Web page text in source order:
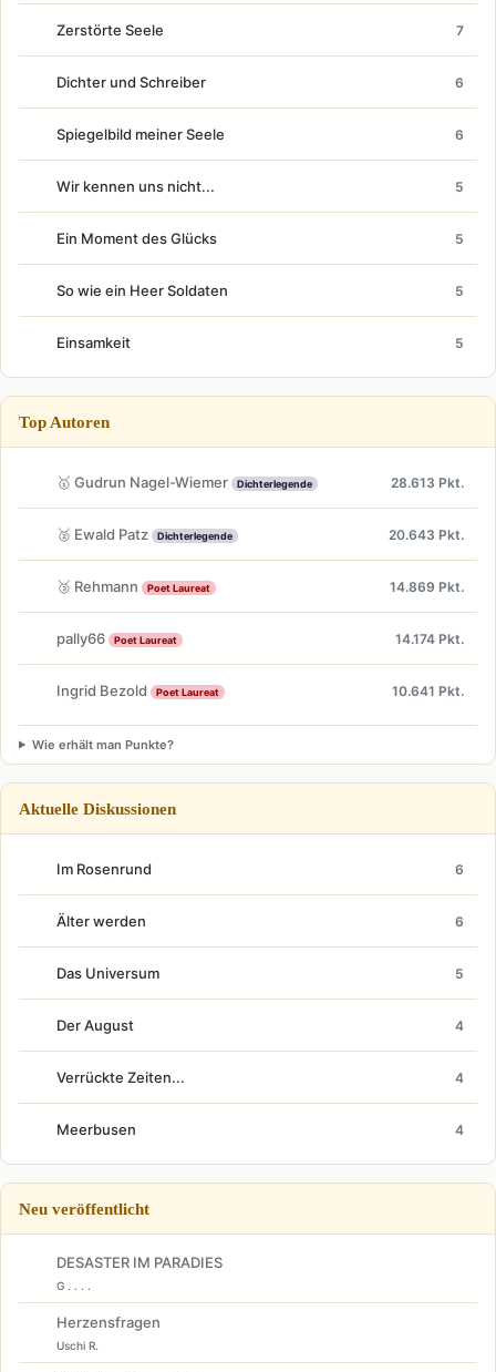
Zerstörte Seele 7
Dichter und Schreiber 6
Spiegelbild meiner Seele 6
Wir kennen uns nicht... 5
Ein Moment des Glücks 5
So wie ein Heer Soldaten 5
Einsamkeit 5
Top Autoren
🥇 Gudrun Nagel-Wiemer Dichterlegende 28.613 Pkt.
🥈 Ewald Patz Dichterlegende 20.643 Pkt.
🥉 Rehmann Poet Laureat 14.869 Pkt.
pally66 Poet Laureat 14.174 Pkt.
Ingrid Bezold Poet Laureat 10.641 Pkt.
Wie erhält man Punkte?
Aktuelle Diskussionen
Im Rosenrund 6
Älter werden 6
Das Universum 5
Der August 4
Verrückte Zeiten... 4
Meerbusen 4
Neu veröffentlicht
DESASTER IM PARADIES
G . . . .
Herzensfragen
Uschi R.